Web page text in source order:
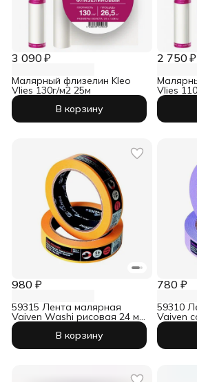
3 090 ₽
Малярный флизелин Kleo
Vlies 130г/м2 25м
В корзину
2 750 ₽
Vlies
980 ₽
59315 Лента малярная
Vaiven Washi рисовая 24 мм
х 45 м
В корзину
780 ₽
59310
Vaiven
24 мм х